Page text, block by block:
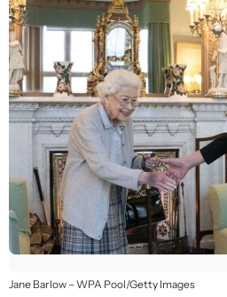
Jane Barlow – WPA Pool/Getty Images